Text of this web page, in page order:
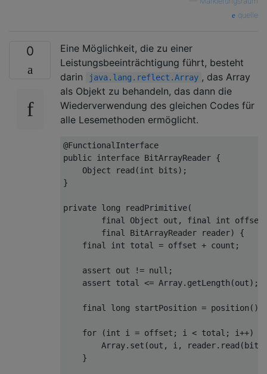
quelle
0
Eine Möglichkeit, die zu einer
Leistungsbeeinträchtigung führt, besteht
darin
java.lang.reflect.Array , das Array
als Objekt zu behandeln, das dann die
Wiederverwendung des gleichen Codes für
alle Lesemethoden ermöglicht.
@FunctionalInterface
public
interface BitArrayReader {
Object read (int bits);
}
private long readPrimitive(
final
Object out , final int offset
final
BitArrayReader reader)
{
final
int total = offset + count ;
assert out != null ;
assert total <= Array. getLength (out);
final long startPosition = position ();
for (int i = offset ; i < total ; i++)
Array. set (out , i , reader. read (bits
}